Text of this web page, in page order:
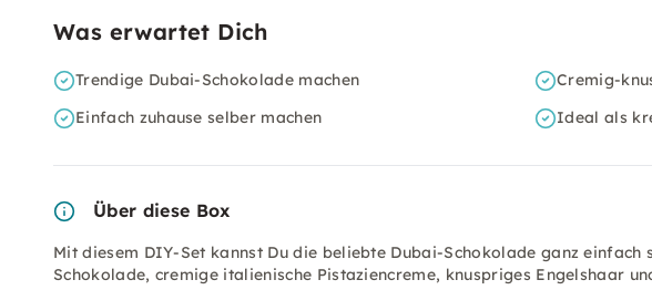
Was erwartet Dich
Trendige Dubai-Schokolade machen
Cremig-
Einfach zuhause selber machen
Ideal als
Über diese Box
Mit diesem DIY-Set kannst Du die beliebte Dubai-Schokolade ganz einfach
Schokolade, cremige italienische Pistaziencreme, knuspriges Engelshaar